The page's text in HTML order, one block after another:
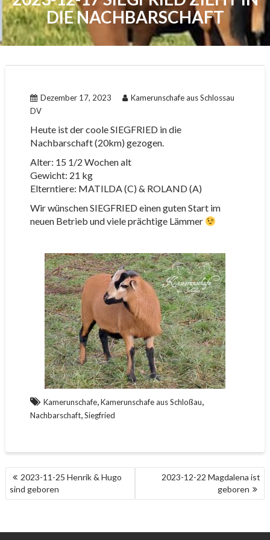
DIE NACHBARSCHAFT
Dezember 17, 2023
Kamerunschafe aus Schlossau
DV
Heute ist der coole SIEGFRIED in die
Nachbarschaft (20km) gezogen.
Alter: 15 1/2 Wochen alt
Gewicht: 21 kg
Elterntiere: MATILDA (C) & ROLAND (A)
Wir wünschen SIEGFRIED einen guten Start im
neuen Betrieb und viele prächtige Lämmer
Kamerunschafe,Kamerunschafe aus Schloßau,
Nachbarschaft,Siegfried
BEITRAGS-
NAVIGATION
2023-11-25 Henrik & Hugo
sind geboren
2023-12-22 Magdalena ist
geboren